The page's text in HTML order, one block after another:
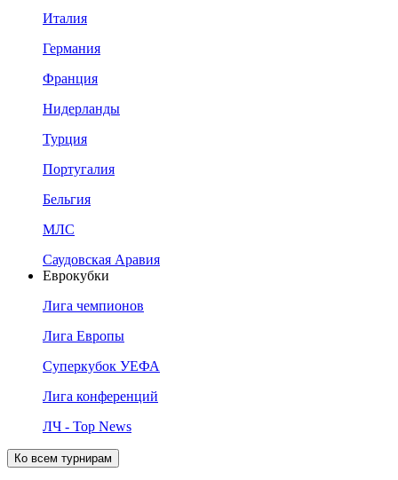
Италия
Германия
Франция
Нидерланды
Турция
Португалия
Бельгия
МЛС
Саудовская Аравия
Еврокубки
Лига чемпионов
Лига Европы
Суперкубок УЕФА
Лига конференций
ЛЧ - Top News
Ко всем турнирам